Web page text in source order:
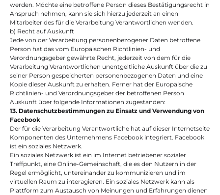
werden. Möchte eine betroffene Person dieses Bestätigungsrecht in
Anspruch nehmen, kann sie sich hierzu jederzeit an einen
Mitarbeiter des für die Verarbeitung Verantwortlichen wenden.
b) Recht auf Auskunft
Jede von der Verarbeitung personenbezogener Daten betroffene
Person hat das vom Europäischen Richtlinien- und
Verordnungsgeber gewährte Recht, jederzeit von dem für die
Verarbeitung Verantwortlichen unentgeltliche Auskunft über die zu
seiner Person gespeicherten personenbezogenen Daten und eine
Kopie dieser Auskunft zu erhalten. Ferner hat der Europäische
Richtlinien- und Verordnungsgeber der betroffenen Person
Auskunft über folgende Informationen zugestanden:
13. Datenschutzbestimmungen zu Einsatz und Verwendung von
Facebook
Der für die Verarbeitung Verantwortliche hat auf dieser Internetseite
Komponenten des Unternehmens Facebook integriert. Facebook
ist ein soziales Netzwerk.
Ein soziales Netzwerk ist ein im Internet betriebener sozialer
Treffpunkt, eine Online-Gemeinschaft, die es den Nutzern in der
Regel ermöglicht, untereinander zu kommunizieren und im
virtuellen Raum zu interagieren. Ein soziales Netzwerk kann als
Plattform zum Austausch von Meinungen und Erfahrungen dienen